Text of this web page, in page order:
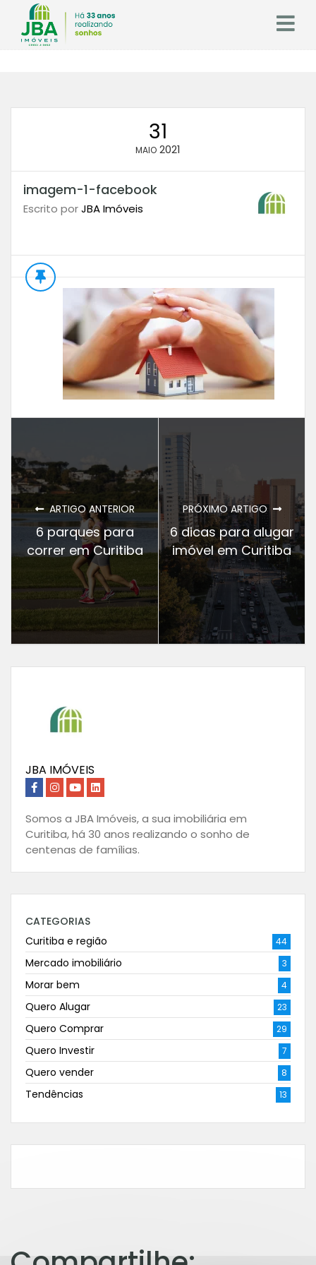
31
MAIO 2021
imagem-1-facebook
Escrito porJBA Imóveis
ARTIGO ANTERIOR
6 parques para
correr em Curitiba
PRÓXIMO ARTIGO
6 dicas para alugar
imóvel em Curitiba
JBA IMÓVEIS
Somos a JBA Imóveis, a sua imobiliária em
Curitiba, há 30 anos realizando o sonho de
centenas de famílias.
CATEGORIAS
Curitiba e região
44
Mercado imobiliário 3
Morar bem 4
Quero Alugar 23
Quero Comprar 29
Quero Investir 7
Quero vender 8
Tendências 13